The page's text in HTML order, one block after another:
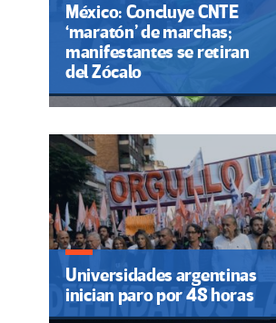
México: Concluye CNTE
‘maratón’ de marchas;
manifestantes se retiran
del Zócalo
Universidades argentinas
inician paro por 48 horas